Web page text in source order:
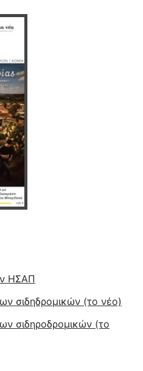
ΗΣΑΠ
σιδηδρομικών (το νέο)
σιδηροδρομικών (το